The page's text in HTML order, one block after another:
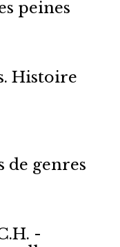
peines
Histoire
de genres
-